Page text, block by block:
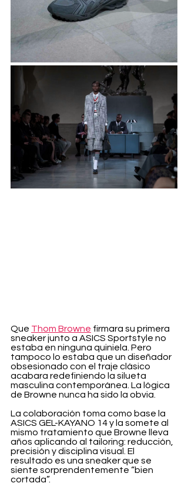
Que Thom Browne firmara su primera
sneaker junto a ASICS Sportstyle no
estaba en ninguna quiniela. Pero
tampoco lo estaba que un diseñador
obsesionado con el traje clásico
acabara redefiniendo la silueta
masculina contemporánea. La lógica
de Browne nunca ha sido la obvia.
La colaboración toma como base la
ASICS GEL-KAYANO 14 y la somete al
mismo tratamiento que Browne lleva
años aplicando al tailoring: reducción,
precisión y disciplina visual. El
resultado es una sneaker que se
siente sorprendentemente “bien
cortada”.